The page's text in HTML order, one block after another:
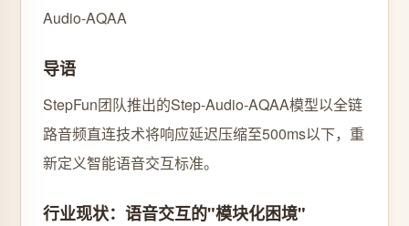
Audio-AQAA
导语
StepFun团队推出的Step-Audio-AQAA模型以全链
路音频直连技术将响应延迟压缩至500ms以下，重
新定义智能语音交互标准。
行业现状：语音交互的"模块化困境"